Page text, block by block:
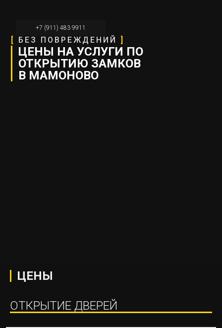
+7 (911) 483 9911
[ БЕЗ ПОВРЕЖДЕНИЙ ]
ЦЕНЫ НА УСЛУГИ ПО
ОТКРЫТИЮ ЗАМКОВ
В МАМОНОВО
ЦЕНЫ
ОТКРЫТИЕ ДВЕРЕЙ